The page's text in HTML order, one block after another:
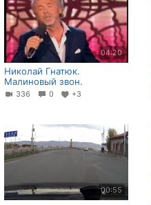
04:20
Николай Гнатюк.
Малиновый звон.
336 0 +3
00:55